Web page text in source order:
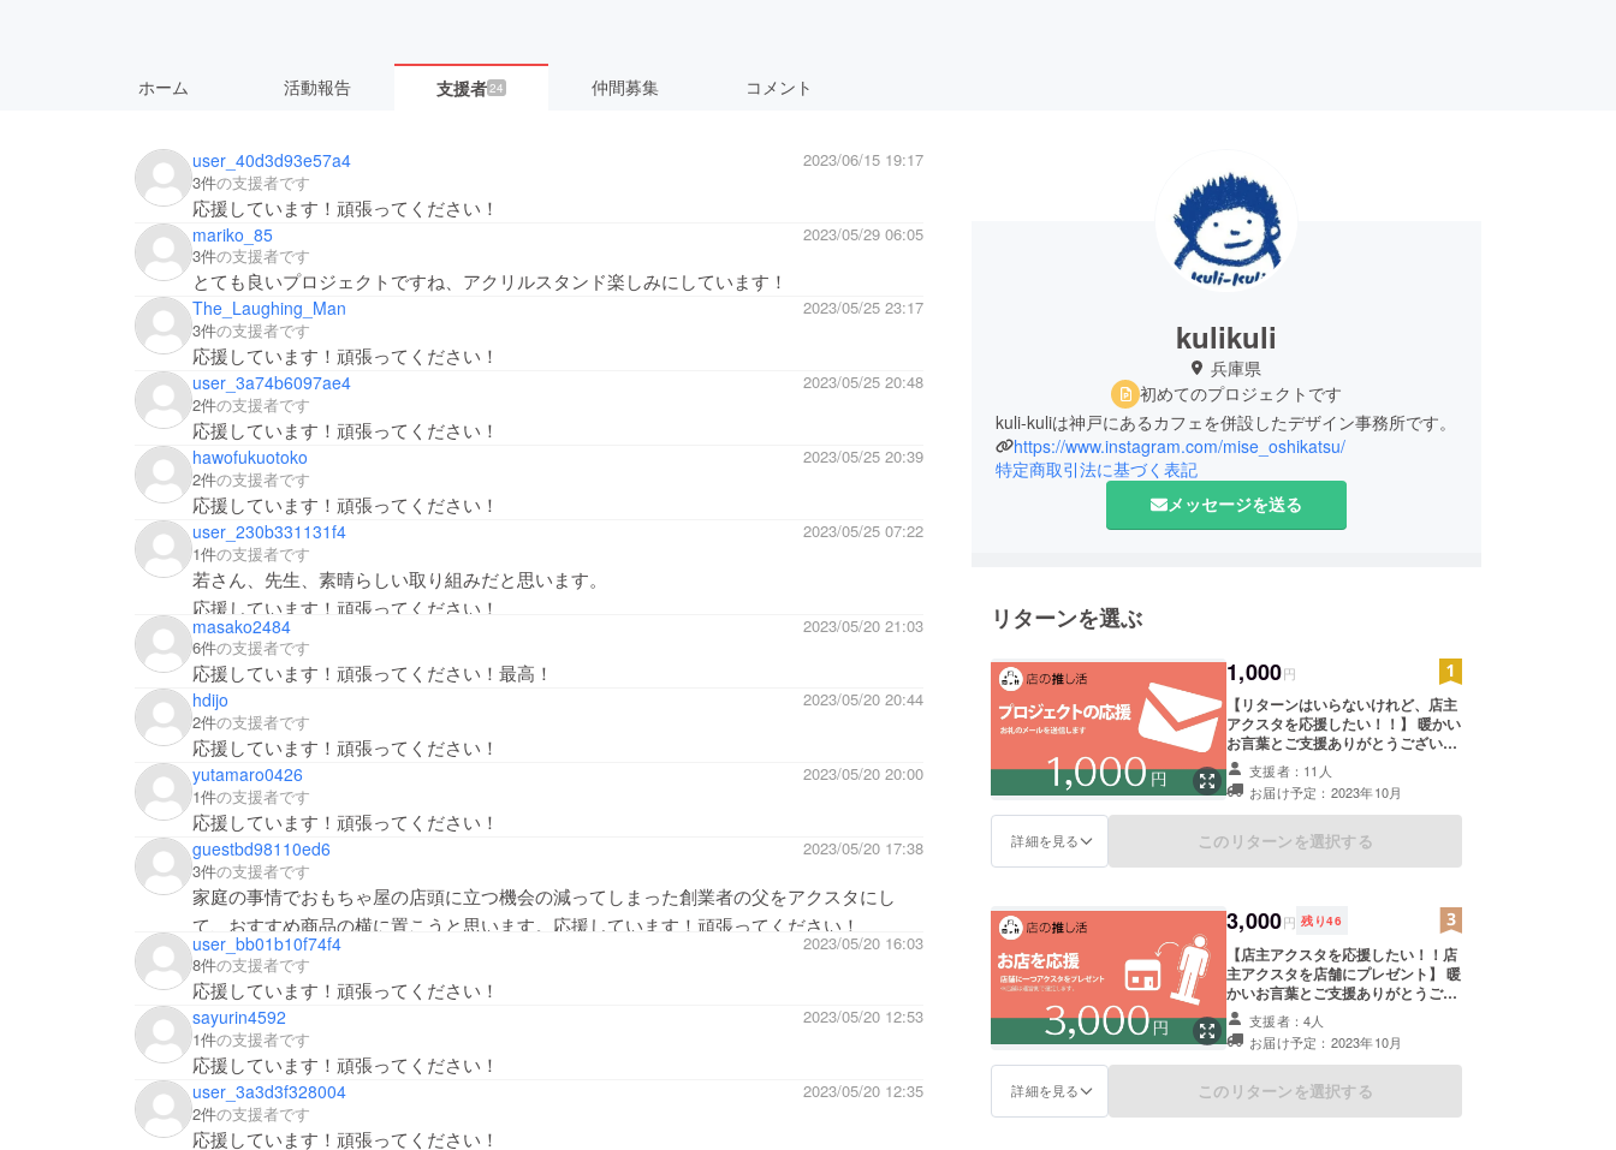
ホーム 活動報告 支援者24 仲間募集 コメント
user_40d3d93e57a4
2023/06/15 19:17
3件の支援者です
応援しています！頑張ってください！
mariko_85
2023/05/29 06:05
3件の支援者です
とても良いプロジェクトですね、アクリルスタンド楽しみにしています！
The_Laughing_Man
2023/05/25 23:17
3件の支援者です
応援しています！頑張ってください！
user_3a74b6097ae4
2023/05/25 20:48
2件の支援者です
応援しています！頑張ってください！
hawofukuotoko
2023/05/25 20:39
2件の支援者です
応援しています！頑張ってください！
user_230b331131f4
2023/05/25 07:22
1件の支援者です
若さん、先生、素晴らしい取り組みだと思います。
応援しています！頑張ってください！
masako2484
2023/05/20 21:03
6件の支援者です
応援しています！頑張ってください！最高！
hdijo
2023/05/20 20:44
2件の支援者です
応援しています！頑張ってください！
yutamaro0426
2023/05/20 20:00
1件の支援者です
応援しています！頑張ってください！
guestbd98110ed6
2023/05/20 17:38
3件の支援者です
家庭の事情でおもちゃ屋の店頭に立つ機会の減ってしまった創業者の父をアクスタにし
て、おすすめ商品の横に置こうと思います。応援しています！頑張ってください！
user_bb01b10f74f4
2023/05/20 16:03
8件の支援者です
応援しています！頑張ってください！
sayurin4592
2023/05/20 12:53
1件の支援者です
応援しています！頑張ってください！
user_3a3d3f328004
2023/05/20 12:35
2件の支援者です
応援しています！頑張ってください！
kulikuli
兵庫県
初めてのプロジェクトです
kuli-kuliは神戸にあるカフェを併設したデザイン事務所です。
https://www.instagram.com/mise_oshikatsu/
特定商取引法に基づく表記
メッセージを送る
リターンを選ぶ
1,000円
【リターンはいらないけれど、店主
アクスタを応援したい！！】 暖かい
お言葉とご支援ありがとうございま
す！ スタッフより、細やかですが
「お礼のメッセージ」を贈らせて頂
きます。 ※クラウドファンディング
期日終了後、2023年10月までに順
次対応させていただきます。
支援者：11人
お届け予定：2023年10月
詳細を見る このリターンを選択する
3,000円 残り46
【店主アクスタを応援したい！！店
主アクスタを店舗にプレゼント】 暖
かいお言葉とご支援ありがとうござ
います！ アクリル製パーテーション
の提供などでプロジェクトに協力い
ただいた店舗に対して、店主アクス
タをプレゼントするための費用とし
て使用します。 運営スタッフより、
支援者：4人
お届け予定：2023年10月
詳細を見る このリターンを選択する